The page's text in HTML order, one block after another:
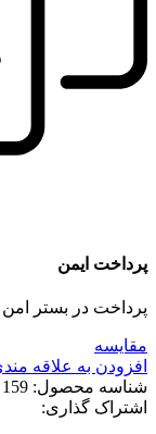
پرداخت ایمن
پرداخت در بستر
مقايسه
افزودن به علاقه
شناسه محصول: 159
اشتراک گذاری: